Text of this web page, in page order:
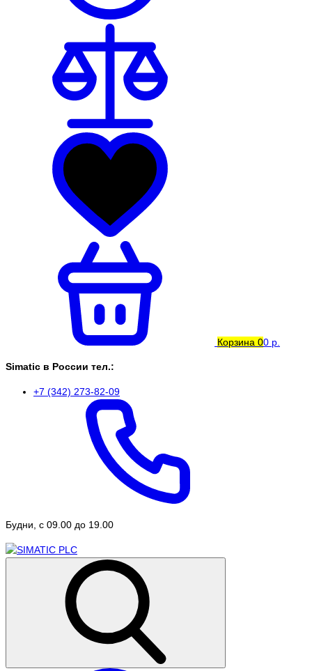
Корзина 00 р.
Simatic в России тел.:
+7 (342) 273-82-09
Будни, с 09.00 до 19.00